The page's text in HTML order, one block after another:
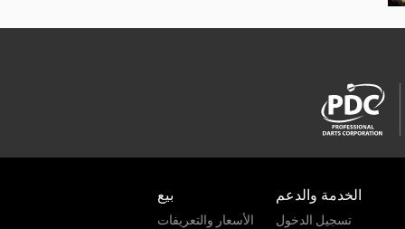
بيع
الأسعار والتعريفات
الخدمة والدعم
تسجيل الدخول